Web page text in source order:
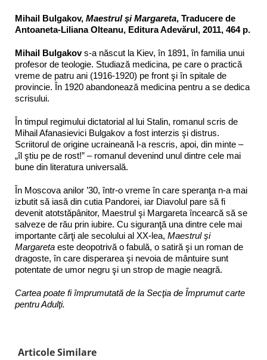
Mihail Bulgakov, Maestrul şi Margareta, Traducere de
Antoaneta-Liliana Olteanu, Editura Adevărul, 2011, 464 p.
Mihail Bulgakovs-a născut la Kiev, în 1891, în familia unui
profesor de teologie. Studiază medicina, pe care o practică
vreme de patru ani (1916-1920) pe front şi în spitale de
provincie. În 1920 abandonează medicina pentru a se dedica
scrisului.
În timpul regimului dictatorial al lui Stalin, romanul scris de
Mihail Afanasievici Bulgakov a fost interzis şi distrus.
Scriitorul de origine ucraineană l-a rescris, apoi, din minte –
„îl ştiu pe de rost!” – romanul devenind unul dintre cele mai
bune din literatura universală.
În Moscova anilor ’30, într-o vreme în care speranţa n-a mai
izbutit să iasă din cutia Pandorei, iar Diavolul pare să fi
devenit atotstăpânitor, Maestrul şi Margareta încearcă să se
salveze de rău prin iubire. Cu siguranţă una dintre cele mai
importante cărţi ale secolului al XX-lea, Maestrul şi
Margareta este deopotrivă o fabulă, o satiră şi un roman de
dragoste, în care disperarea şi nevoia de mântuire sunt
potentate de umor negru şi un strop de magie neagră.
Cartea poate fi împrumutată de la Secţia de Împrumut carte
pentru Adulţi.
Articole Similare